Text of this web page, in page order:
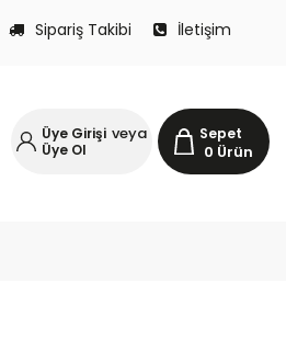
Sipariş Takibi İletişim
Sepet
0 Ürün
Üye Girişi veya
Üye Ol